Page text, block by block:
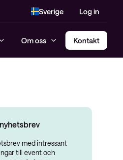
Sverige Log in
Om oss Kontakt
med intressant
till event och